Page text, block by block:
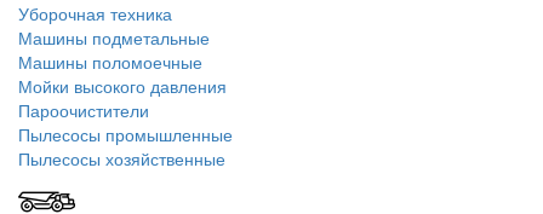
Уборочная техника
Машины подметальные
Машины поломоечные
Мойки высокого давления
Пароочистители
Пылесосы промышленные
Пылесосы хозяйственные